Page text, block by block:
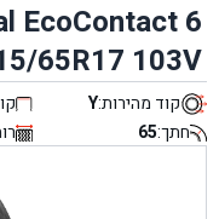
EcoContact 6
65R17 103V
קוד מהירות:Y
חתך:65